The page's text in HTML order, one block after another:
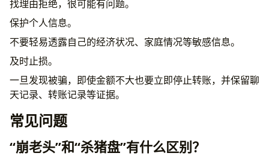
找理由拒绝，很可能有问题。
保护个人信息。
不要轻易透露自己的经济状况、家庭情况等敏感信息。
及时止损。
一旦发现被骗，即使金额不大也要立即停止转账，并保留聊
天记录、转账记录等证据。
常见问题
“崩老头”和“杀猪盘”有什么区别？